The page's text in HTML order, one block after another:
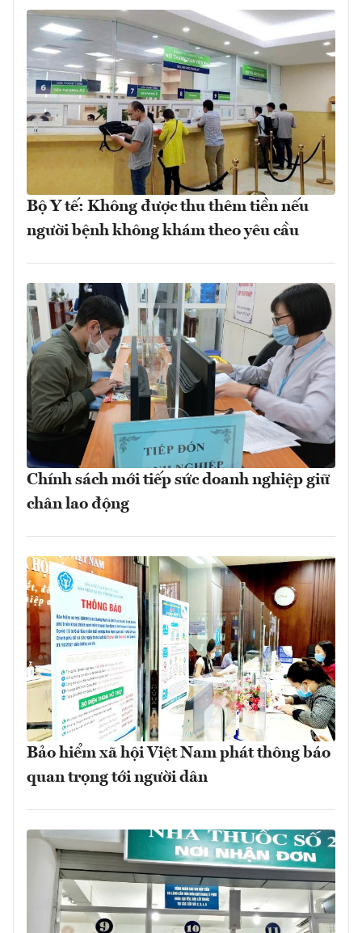
Bộ Y tế: Không được thu thêm tiền nếu
người bệnh không khám theo yêu cầu
Chính sách mới tiếp sức doanh nghiệp giữ
chân lao động
Bảo hiểm xã hội Việt Nam phát thông báo
quan trọng tới người dân